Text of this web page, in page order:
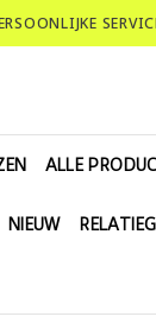
ALLE
NIEUW